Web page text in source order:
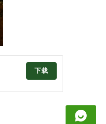
下载